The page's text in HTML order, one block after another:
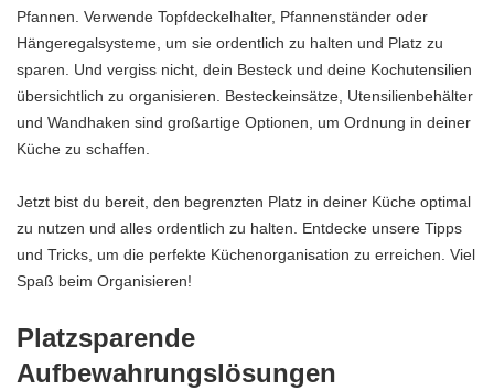
Pfannen. Verwende Topfdeckelhalter, Pfannenständer oder
Hängeregalsysteme, um sie ordentlich zu halten und Platz zu
sparen. Und vergiss nicht, dein Besteck und deine Kochutensilien
übersichtlich zu organisieren. Besteckeinsätze, Utensilienbehälter
und Wandhaken sind großartige Optionen, um Ordnung in deiner
Küche zu schaffen.
Jetzt bist du bereit, den begrenzten Platz in deiner Küche optimal
zu nutzen und alles ordentlich zu halten. Entdecke unsere Tipps
und Tricks, um die perfekte Küchenorganisation zu erreichen. Viel
Spaß beim Organisieren!
Platzsparende
Aufbewahrungslösungen